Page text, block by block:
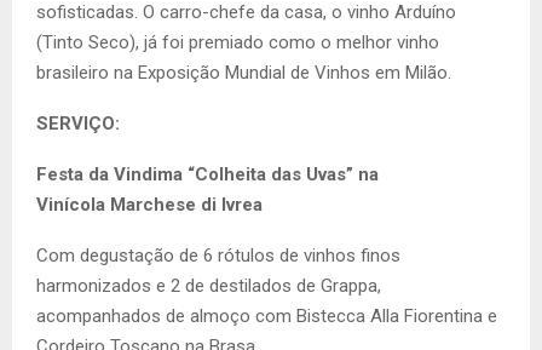
sofisticadas. O carro-chefe da casa, o vinho Arduíno
(Tinto Seco), já foi premiado como o melhor vinho
brasileiro na Exposição Mundial de Vinhos em Milão.
SERVIÇO:
Festa da Vindima “Colheita das Uvas” na
Vinícola Marchese di Ivrea
Com degustação de 6 rótulos de vinhos finos
harmonizados e 2 de destilados de Grappa,
acompanhados de almoço com Bistecca Alla Fiorentina e